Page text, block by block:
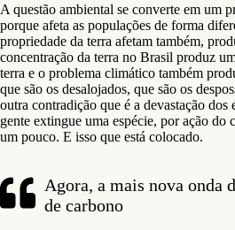
A questão ambiental se converte em um
porque afeta as populações de forma
propriedade da terra afetam também,
concentração da terra no Brasil produz
terra e o problema climático também
que são os desalojados, que são os
outra contradição que é a devastação dos
gente extingue uma espécie, por ação do
um pouco. E isso que está colocado.
Agora, a mais nova onda
de carbono